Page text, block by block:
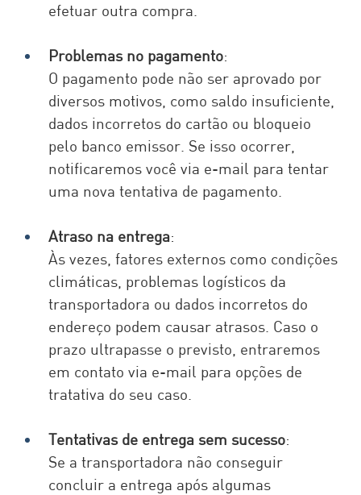
efetuar outra compra.
Problemas no pagamento:
O pagamento pode não ser aprovado por
diversos motivos, como saldo insuficiente,
dados incorretos do cartão ou bloqueio
pelo banco emissor. Se isso ocorrer,
notificaremos você via e-mail para tentar
uma nova tentativa de pagamento.
Atraso na entrega:
Às vezes, fatores externos como condições
climáticas, problemas logísticos da
transportadora ou dados incorretos do
endereço podem causar atrasos. Caso o
prazo ultrapasse o previsto, entraremos
em contato via e-mail para opções de
tratativa do seu caso.
Tentativas de entrega sem sucesso:
Se a transportadora não conseguir
concluir a entrega após algumas